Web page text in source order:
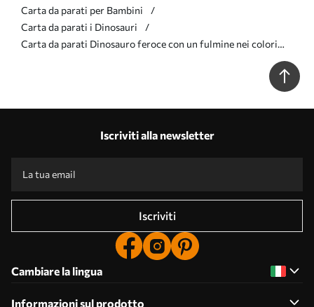
Carta da parati per Bambini
Carta da parati i Dinosauri
Carta da parati Dinosauro feroce con un fulmine nei colori
Iscriviti alla newsletter
Iscriviti
Cambiare la lingua
Informazioni sul prodotto